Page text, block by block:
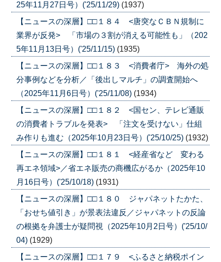
25年11月27日号）('25/11/29) (1937)
【ニュースの深層】□□１８４ <唐突なＣＢＮ規制に
業界が反発> 「市場の３割が消える可能性も」（202
5年11月13日号）('25/11/15) (1935)
【ニュースの深層】□□１８３ <消費者庁> 海外の処
分事例などを分析／「後出しマルチ」の調査開始へ
（2025年11月6日号）('25/11/08) (1934)
【ニュースの深層】□□１８２ <国セン、テレビ通販
の消費者トラブルを発表> 「注文を受けない」仕組
み作りも進む（2025年10月23日号）('25/10/25) (1932)
【ニュースの深層】□□１８１ <経産省など 変わる
再エネ領域>／省エネ販売の商機広がるか（2025年10
月16日号）('25/10/18) (1931)
【ニュースの深層】□□１８０ ジャパネットたかた、
「おせち値引き」が景表法違反／ジャパネットの反論
の根拠を弁護士が疑問視（2025年10月2日号）('25/10/
04) (1929)
【ニュースの深層】□□１７９ <ふるさと納税ポイン